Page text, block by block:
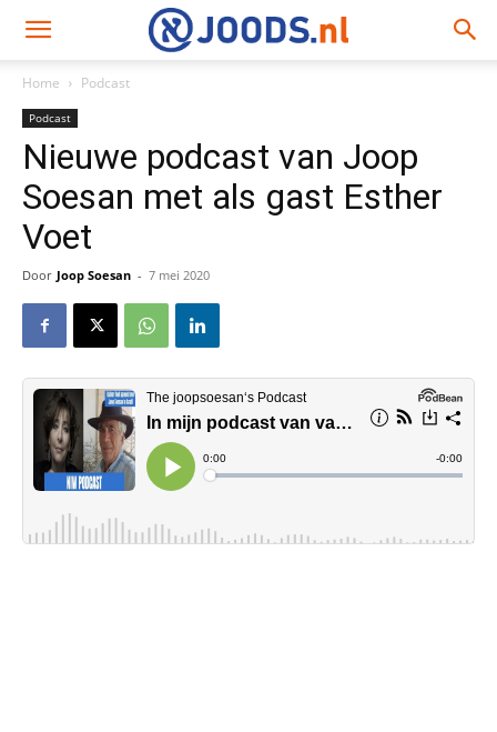
Home Podcast
Podcast
Nieuwe podcast van Joop
Soesan met als gast Esther
Voet
Door Joop Soesan - 7 mei 2020